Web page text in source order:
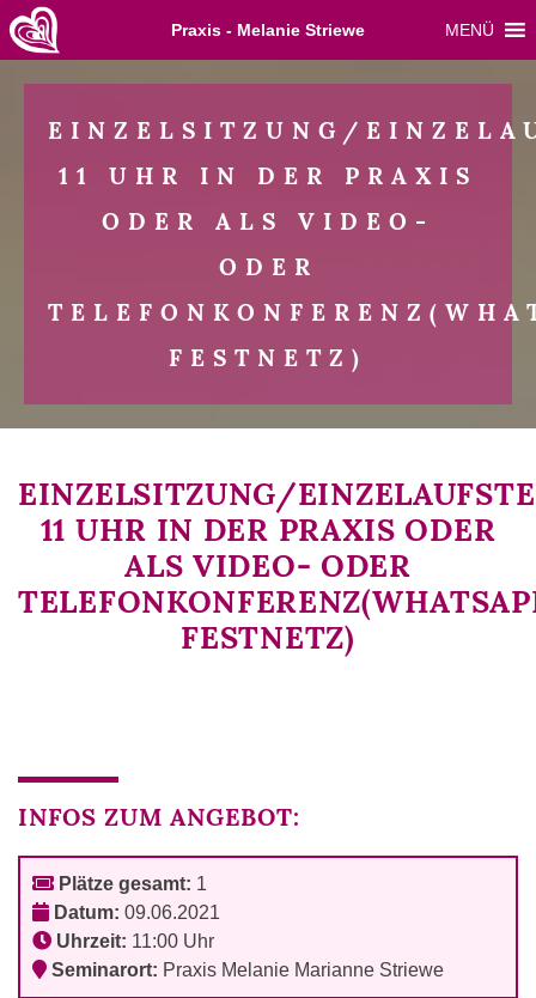
Skip
to
Praxis - Melanie Striewe MENÜ
EINZELSITZUNG/
11 UHR IN DER PRAXIS
ODER ALS VIDEO-
ODER
FESTNETZ)
EINZELSITZUNG/
11 UHR IN DER PRAXIS ODER
ALS VIDEO- ODER
FESTNETZ)
INFOS ZUM ANGEBOT:
Plätze gesamt: 1
Datum: 09.06.2021
Uhrzeit: 11:00 Uhr
Seminarort: Praxis Melanie Marianne Striewe